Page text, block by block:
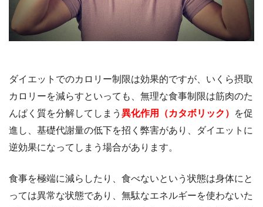
ダイエットでのカロリー制限は効果的ですが、いくら摂取
カロリーを減らすといっても、無理な食事制限は筋肉のた
んぱく質を分解してしまう 異化作用（カタボリック）
を促
進し、基礎代謝量の低下を招く弊害があり、ダイエットに
逆効果になってしまう場合があります。
食事を極端に減らしたり、食べないという状態は身体にと
っては異常な状態であり、無駄なエネルギーを使わないた